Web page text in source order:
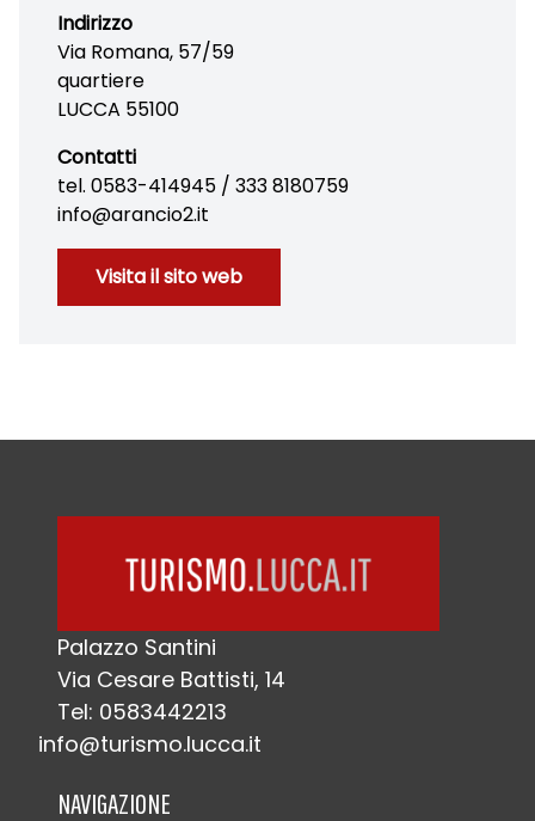
Indirizzo
Via Romana, 57/59
quartiere
LUCCA 55100
Contatti
tel. 0583-414945 / 333 8180759
info@arancio2.it
Visita il sito web
Palazzo Santini
Via Cesare Battisti, 14
Tel: 0583442213
info@turismo.lucca.it
NAVIGAZIONE